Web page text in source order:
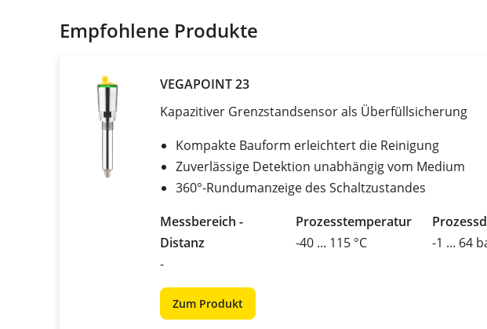
Empfohlene Produkte
VEGAPOINT 23
Kapazitiver Grenzstandsensor als Überfüllsicherung
Kompakte Bauform erleichtert die Reinigung
Zuverlässige Detektion unabhängig vom Medium
360°-Rundumanzeige des Schaltzustandes
Messbereich -
Distanz
-
Prozesstemperatur
-40 ... 115 °C
-1 ... 64
Zum Produkt